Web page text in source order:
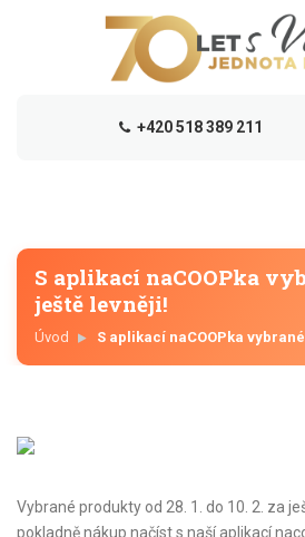
+420 518 389 211
S aplikací naCOOPka
ještě levněji!
Úvod S aplikací naCOOPka
Vybrané produkty od 28. 1. do 10. 2. za
pokladně nákup načíst s naší aplikací